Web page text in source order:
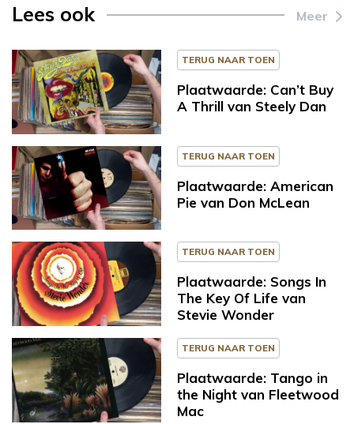
Lees ook Meer
TERUG NAAR TOEN
Plaatwaarde: Can’t Buy
A Thrill van Steely Dan
TERUG NAAR TOEN
Plaatwaarde: American
Pie van Don McLean
TERUG NAAR TOEN
Plaatwaarde: Songs In
The Key Of Life van
Stevie Wonder
TERUG NAAR TOEN
Plaatwaarde: Tango in
the Night van Fleetwood
Mac